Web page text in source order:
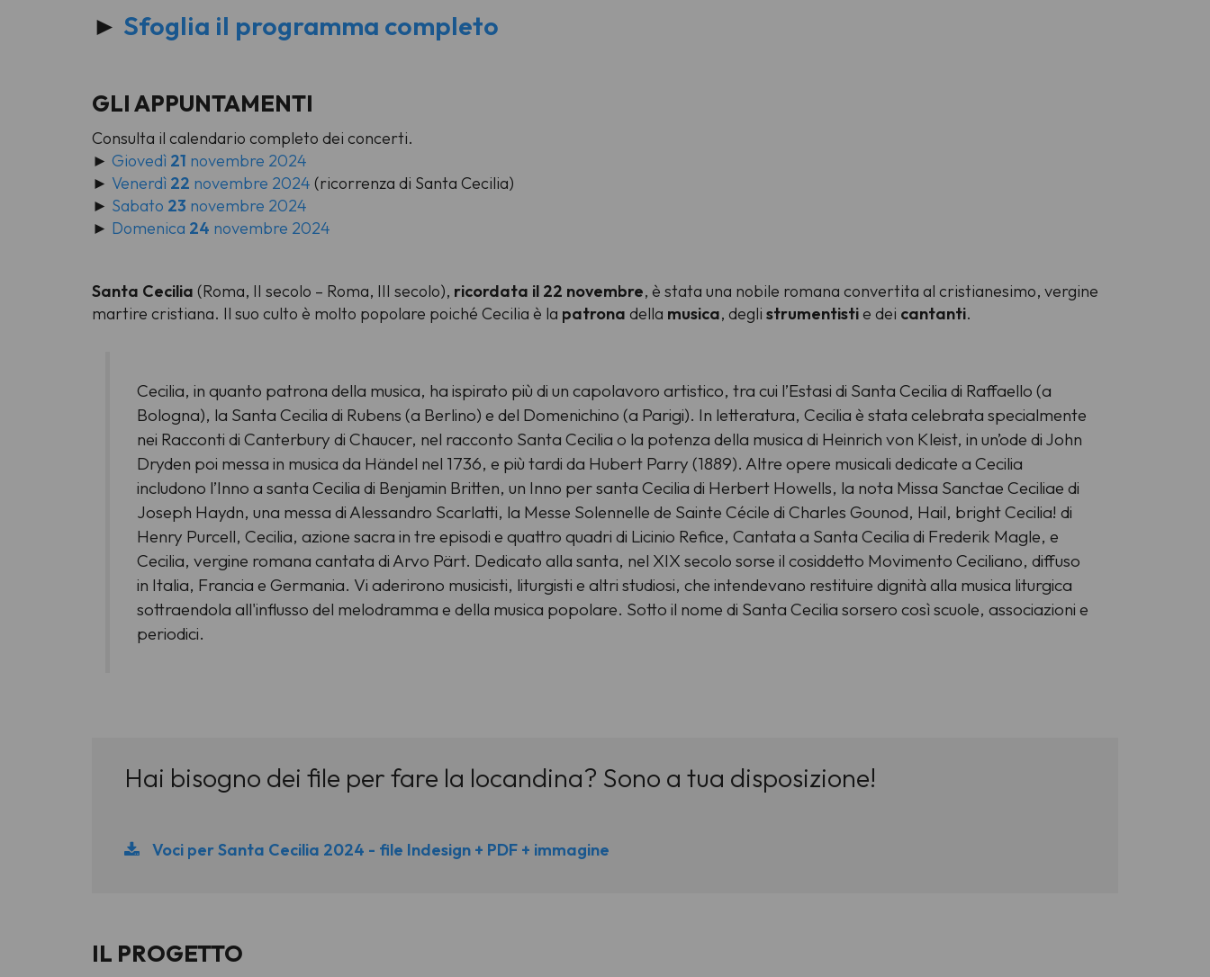
► Sfoglia il programma completo
GLI APPUNTAMENTI
Consulta il calendario completo dei concerti.
► Giovedì 21 novembre 2024
► Venerdì 22 novembre 2024 (ricorrenza di Santa Cecilia)
► Sabato 23 novembre 2024
► Domenica 24 novembre 2024
Santa Cecilia (Roma, II secolo – Roma, III secolo), ricordata il 22 novembre, è stata una nobile romana convertita al cristianesimo, vergine
martire cristiana. Il suo culto è molto popolare poiché Cecilia è la patrona della musica, degli strumentistie dei cantanti.
Cecilia, in quanto patrona della musica, ha ispirato più di un capolavoro artistico, tra cui l’Estasi di Santa Cecilia di Raffaello (a
Bologna), la Santa Cecilia di Rubens (a Berlino) e del Domenichino (a Parigi). In letteratura, Cecilia è stata celebrata specialmente
nei Racconti di Canterbury di Chaucer, nel racconto Santa Cecilia o la potenza della musica di Heinrich von Kleist, in un’ode di John
Dryden poi messa in musica da Händel nel 1736, e più tardi da Hubert Parry (1889). Altre opere musicali dedicate a Cecilia
includono l’Inno a santa Cecilia di Benjamin Britten, un Inno per santa Cecilia di Herbert Howells, la nota Missa Sanctae Ceciliae di
Joseph Haydn, una messa di Alessandro Scarlatti, la Messe Solennelle de Sainte Cécile di Charles Gounod, Hail, bright Cecilia! di
Henry Purcell, Cecilia, azione sacra in tre episodi e quattro quadri di Licinio Refice, Cantata a Santa Cecilia di Frederik Magle, e
Cecilia, vergine romana cantata di Arvo Pärt. Dedicato alla santa, nel XIX secolo sorse il cosiddetto Movimento Ceciliano, diffuso
in Italia, Francia e Germania. Vi aderirono musicisti, liturgisti e altri studiosi, che intendevano restituire dignità alla musica liturgica
sottraendola all'influsso del melodramma e della musica popolare. Sotto il nome di Santa Cecilia sorsero così scuole, associazioni e
periodici.
Hai bisogno dei file per fare la locandina? Sono a tua disposizione!
Voci per Santa Cecilia 2024 - file Indesign + PDF + immagine
IL PROGETTO